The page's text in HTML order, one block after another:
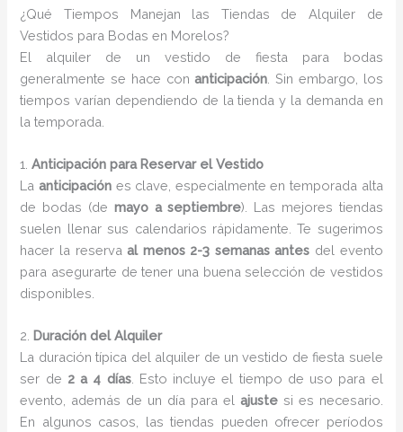
¿Qué Tiempos Manejan las Tiendas de Alquiler de
Vestidos para Bodas en Morelos?
El alquiler de un vestido de fiesta para bodas
generalmente se hace conanticipación . Sin embargo, los
tiempos varían dependiendo de la tienda y la demanda en
la temporada.
1.Anticipación para Reservar el Vestido
Laanticipación es clave, especialmente en temporada alta
de bodas (de mayo a septiembre). Las mejores tiendas
suelen llenar sus calendarios rápidamente. Te sugerimos
hacer la reservaal menos 2-3 semanas antes del evento
para asegurarte de tener una buena selección de vestidos
disponibles.
2. Duración del Alquiler
La duración típica del alquiler de un vestido de fiesta suele
ser de 2 a 4 días. Esto incluye el tiempo de uso para el
evento, además de un día para el ajustesi es necesario.
En algunos casos, las tiendas pueden ofrecer períodos